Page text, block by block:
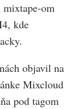
mixtape-om
kde
objavil na
Mixcloud
pod tagom